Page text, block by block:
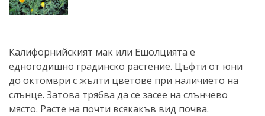
Калифорнийският мак или Ешолцията е
едногодишно градинско растение. Цъфти от юни
до октомври с жълти цветове при наличието на
слънце. Затова трябва да се засее на слънчево
място. Расте на почти всякакъв вид почва.